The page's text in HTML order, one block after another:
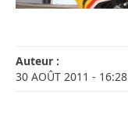
Auteur :
30 AOÛT 2011 - 16:28